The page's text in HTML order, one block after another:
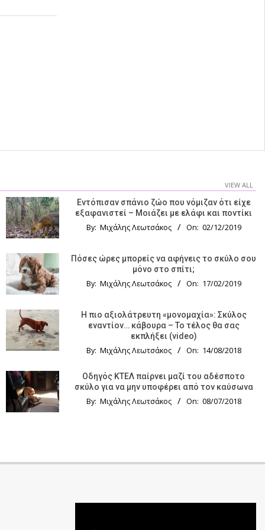
VIEW ALL
Εντόπισαν σπάνιο ζώο που νόμιζαν ότι είχε
εξαφανιστεί – Μοιάζει με ελάφι και ποντίκι
By: Μιχάλης Λεωτσάκος On: 02/12/2019
Πόσες ώρες μπορείς να αφήνεις το σκύλο σου
μόνο στο σπίτι;
By: Μιχάλης Λεωτσάκος On: 17/02/2019
Η πιο αξιολάτρευτη «μονομαχία»: Σκύλος
εναντίον… κάβουρα – Το τέλος θα σας
εκπλήξει (video)
By: Μιχάλης Λεωτσάκος On: 14/08/2018
Οδηγός KTΕΛ παίρνει μαζί του αδέσποτο
σκύλο για να μην υποφέρει από τον καύσωνα
By: Μιχάλης Λεωτσάκος On: 08/07/2018